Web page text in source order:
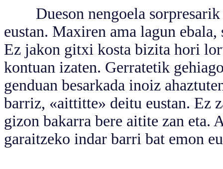
Dueson nengoela sorpresarik
eustan. Maxiren ama lagun
Ez jakon gitxi kosta bizita hori
kontuan izaten. Gerratetik
genduan besarkada inoiz
barriz, «aittitte» deitu eustan. Ez
gizon bakarra bere aitite zan eta.
garaitzeko indar barri bat emon